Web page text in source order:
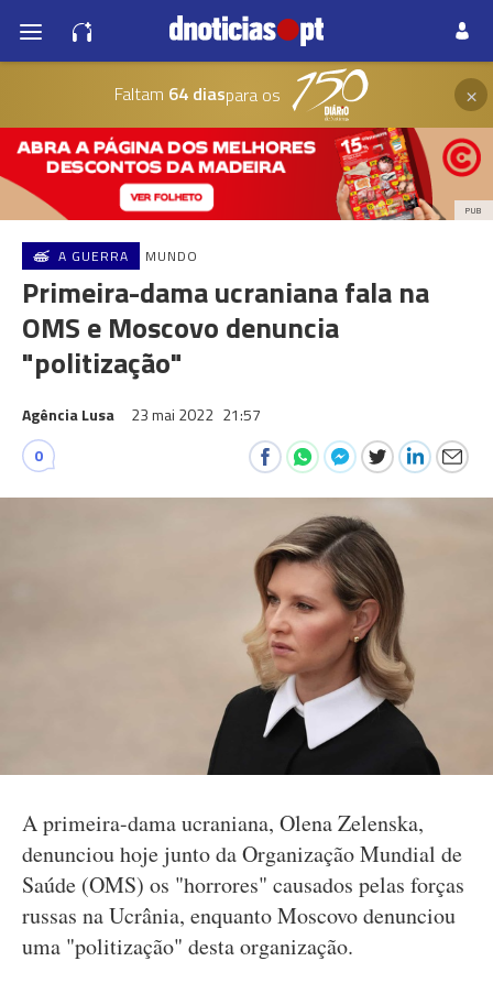
Faltam 64 diaspara os ×
PUB
A GUERRA MUNDO
Primeira-dama ucraniana fala na
OMS e Moscovo denuncia
"politização"
Agência Lusa 23 mai 2022 21:57
0
A primeira-dama ucraniana, Olena Zelenska,
denunciou hoje junto da Organização Mundial de
Saúde (OMS) os "horrores" causados pelas forças
russas na Ucrânia, enquanto Moscovo denunciou
uma "politização" desta organização.